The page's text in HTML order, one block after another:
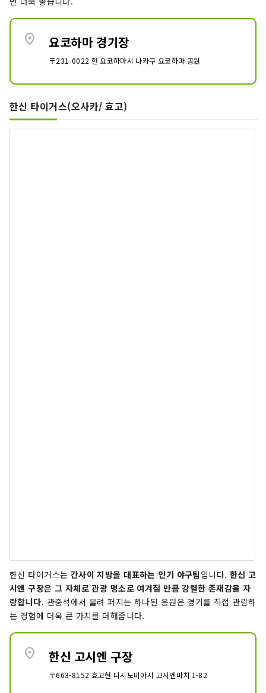
location_on 요코하마 경기장
〒231-0022 현 요코하마시 나카구 요코하마 공원
한신 타이거스(오사카/ 효고)
한신 타이거스는 간사이 지방을 대표하는 인기 야구팀 입니다. 한신 고
시엔 구장은 그 자체로 관광 명소로 여겨질 만큼 강렬한 존재감을 자
랑합니다. 관중석에서 울려 퍼지는 하나된 응원은 경기를 직접 관람하
는 경험에 더욱 큰 가치를 더해줍니다.
location_on 한신 고시엔 구장
〒663-8152 효고현 니시노미야시 고시엔마치 1-82